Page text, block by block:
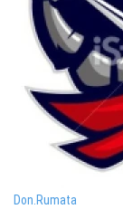
Dоn.Rumata